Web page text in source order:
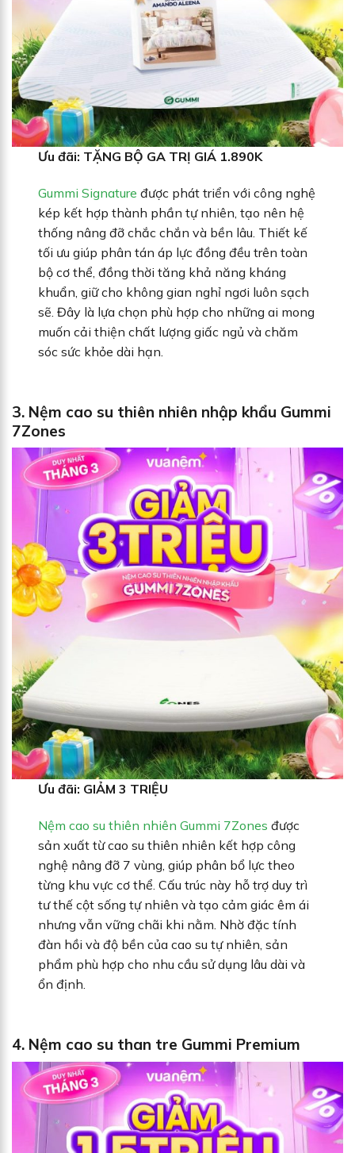
Ưu đãi: TẶNG BỘ GA TRỊ GIÁ 1.890K
Gummi Signature được phát triển với công nghệ
kép kết hợp thành phần tự nhiên, tạo nên hệ
thống nâng đỡ chắc chắn và bền lâu. Thiết kế
tối ưu giúp phân tán áp lực đồng đều trên toàn
bộ cơ thể, đồng thời tăng khả năng kháng
khuẩn, giữ cho không gian nghỉ ngơi luôn sạch
sẽ. Đây là lựa chọn phù hợp cho những ai mong
muốn cải thiện chất lượng giấc ngủ và chăm
sóc sức khỏe dài hạn.
3. Nệm cao su thiên nhiên nhập khẩu Gummi
7Zones
Ưu đãi: GIẢM 3 TRIỆU
Nệm cao su thiên nhiên Gummi 7Zones được
sản xuất từ cao su thiên nhiên kết hợp công
nghệ nâng đỡ 7 vùng, giúp phân bổ lực theo
từng khu vực cơ thể. Cấu trúc này hỗ trợ duy trì
tư thế cột sống tự nhiên và tạo cảm giác êm ái
nhưng vẫn vững chãi khi nằm. Nhờ đặc tính
đàn hồi và độ bền của cao su tự nhiên, sản
phẩm phù hợp cho nhu cầu sử dụng lâu dài và
ổn định.
4. Nệm cao su than tre Gummi Premium